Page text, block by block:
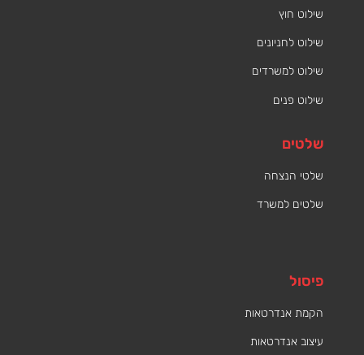
שילוט חוץ
שילוט לחניונים
שילוט למשרדים
שילוט פנים
שלטים
שלטי הנצחה
שלטים למשרד
פיסול
הקמת אנדרטאות
עיצוב אנדרטאות